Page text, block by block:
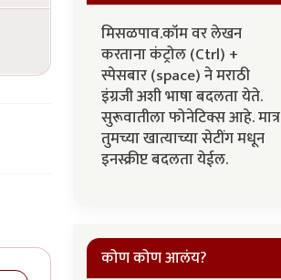
मिसळपाव.कॉम वर लेखन
करताना कंट्रोल (Ctrl) +
स्पेसबार (space) ने मराठी
इंग्रजी अशी भाषा बदलता येते.
सुरूवातीला फोनेटिक्स आहे. मात्र
तुमच्या खात्याच्या सेटींग मधून
इनस्क्रीप्ट बदलता येईल.
कोण कोण आलंय?